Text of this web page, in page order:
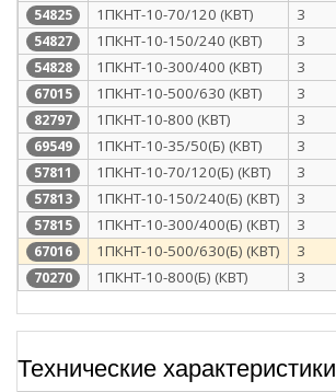
54825 1ПКНТ-10-70/120 (КВТ) 3
54827 1ПКНТ-10-150/240 (КВТ) 3
54828 1ПКНТ-10-300/400 (КВТ) 3
67015 1ПКНТ-10-500/630 (КВТ) 3
82797 1ПКНТ-10-800 (КВТ) 3
69549 1ПКНТ-10-35/50(Б) (КВТ) 3
57811 1ПКНТ-10-70/120(Б) (КВТ) 3
57813 1ПКНТ-10-150/240(Б) (КВТ) 3
57815 1ПКНТ-10-300/400(Б) (КВТ) 3
67016 1ПКНТ-10-500/630(Б) (КВТ) 3
70270 1ПКНТ-10-800(Б) (КВТ) 3
Технические характеристики